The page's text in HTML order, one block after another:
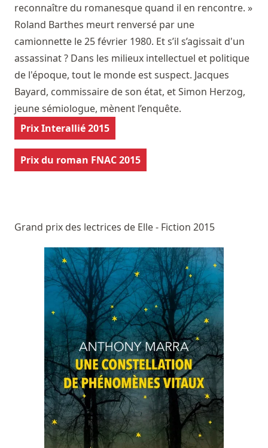
reconnaître du romanesque quand il en rencontre. »
Roland Barthes meurt renversé par une
camionnette le 25 février 1980. Et s’il s’agissait d'un
assassinat ? Dans les milieux intellectuel et politique
de l'époque, tout le monde est suspect. Jacques
Bayard, commissaire de son état, et Simon Herzog,
jeune sémiologue, mènent l’enquête.
Prix Interallié 2015
Prix du roman FNAC 2015
Grand prix des lectrices de Elle - Fiction 2015